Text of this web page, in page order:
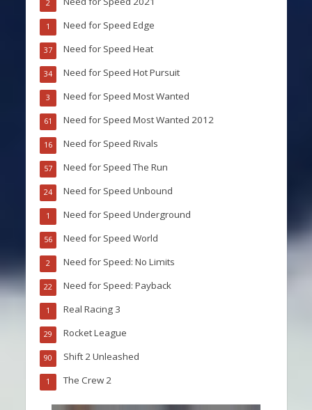
2
Need for Speed Edge
1
Need for Speed Heat
37
Need for Speed Hot Pursuit
34
Need for Speed Most Wanted
3
Need for Speed Most Wanted 2012
61
Need for Speed Rivals
16
Need for Speed The Run
57
Need for Speed Unbound
24
Need for Speed Underground
1
Need for Speed World
56
Need for Speed: No Limits
2
Need for Speed: Payback
22
Real Racing 3
1
Rocket League
29
Shift 2 Unleashed
90
The Crew 2
1